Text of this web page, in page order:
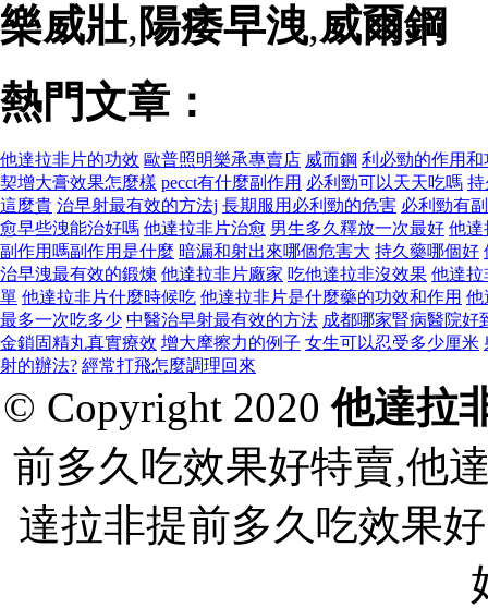
樂威壯, 陽痿早洩,威爾鋼
熱門文章：
他達拉非片的功效 歐普照明樂承專賣店 威而鋼 利必勁的作用
契增大膏效果怎麼樣 pecct有什麼副作用 必利勁可以天天吃嗎 持
這麼貴 治早射最有效的方法j 長期服用必利勁的危害 必利勁有
愈早些洩能治好嗎 他達拉非片治愈 男生多久釋放一次最好 他達
副作用嗎副作用是什麼 暗漏和射出來哪個危害大 持久藥哪個好
治早洩最有效的鍛煉 他達拉非片廠家 吃他達拉非沒效果 他達拉
單 他達拉非片什麼時候吃 他達拉非片是什麼藥的功效和作用 他
最多一次吃多少 中醫治早射最有效的方法 成都哪家腎病醫院好
金鎖固精丸真實療效 增大摩擦力的例子 女生可以忍受多少厘米
射的辦法? 經常打飛怎麼調理回來
© Copyright 2020他達拉
前多久吃效果好特賣,他
達拉非提前多久吃效果